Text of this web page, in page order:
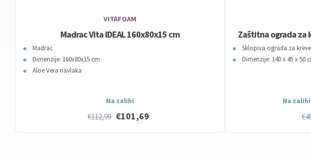
VITAFOAM
Madrac Vita IDEAL 160x80x15 cm
Madrac
Dimenzije: 160x80x15 cm
Aloe Vera navlaka
Na zalihi
€112,99 €101,69
Zaštitna ograda za
Sklopiva ograda za
Dimenzije: 140 x 45 x 50
Na